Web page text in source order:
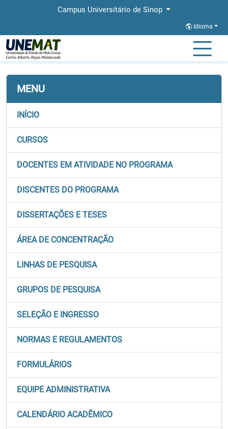
Campus Universitário de Sinop
Idioma
Página Inicial PROFSOCIO
MENU
INÍCIO
CURSOS
DOCENTES EM ATIVIDADE NO PROGRAMA
DISCENTES DO PROGRAMA
DISSERTAÇÕES E TESES
ÁREA DE CONCENTRAÇÃO
LINHAS DE PESQUISA
GRUPOS DE PESQUISA
SELEÇÃO E INGRESSO
NORMAS E REGULAMENTOS
FORMULÁRIOS
EQUIPE ADMINISTRATIVA
CALENDÁRIO ACADÊMICO